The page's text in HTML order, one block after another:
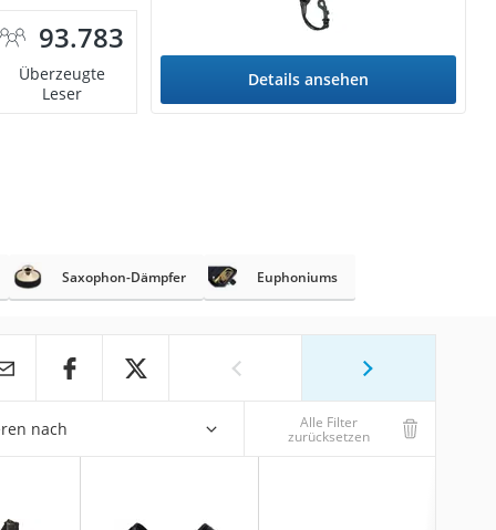
93.783
Überzeugte
Leser
Details ansehen
Saxophon-Dämpfer Euphoniums
nach Alle Filter
zurücksetzen